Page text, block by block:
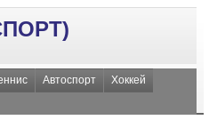
Автоспорт
Хоккей